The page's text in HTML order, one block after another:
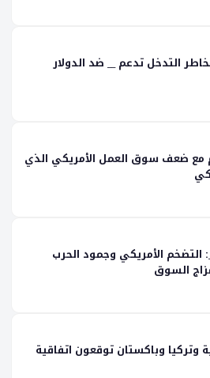
التدخل تدعم __ ضد الدولار
مع ضعف سوق العمل الأمريكي الذي
التضخم الأمريكي وجمود الحرب
السوق
وتركيا وباكستان توقعون اتفاقية